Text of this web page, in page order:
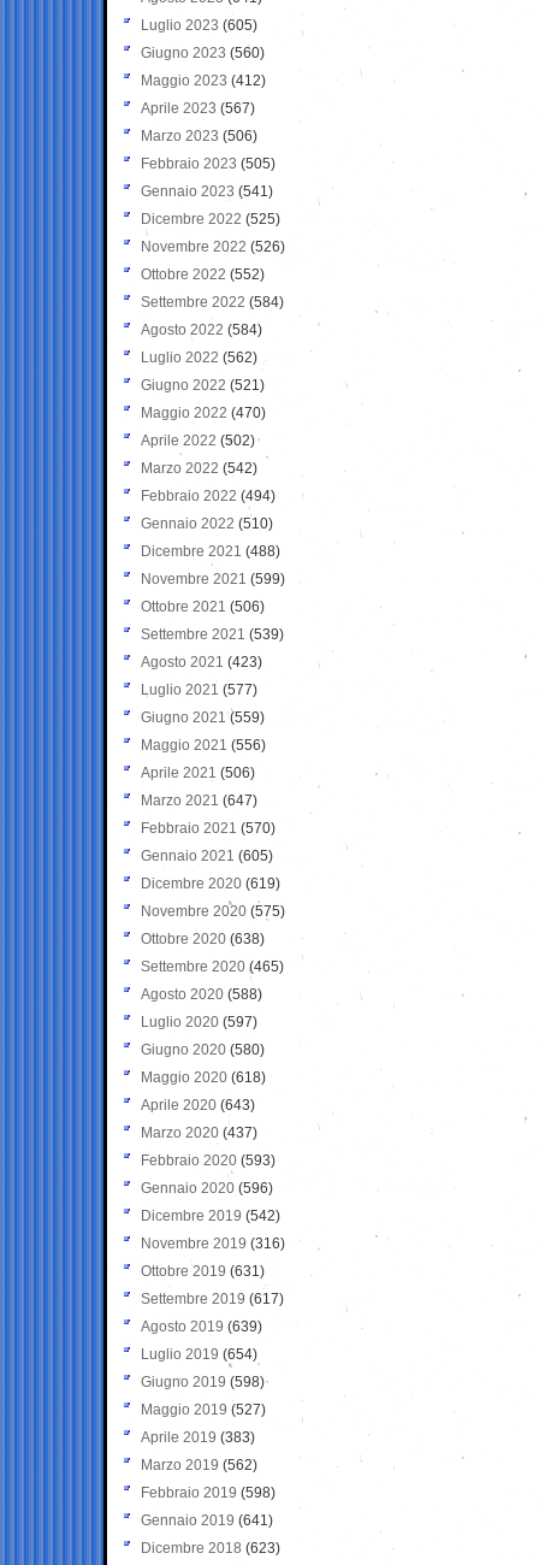
Luglio 2023 (605)
Giugno 2023 (560)
Maggio 2023 (412)
Aprile 2023 (567)
Marzo 2023 (506)
Febbraio 2023 (505)
Gennaio 2023 (541)
Dicembre 2022 (525)
Novembre 2022 (526)
Ottobre 2022 (552)
Settembre 2022 (584)
Agosto 2022 (584)
Luglio 2022 (562)
Giugno 2022 (521)
Maggio 2022 (470)
Aprile 2022 (502)
Marzo 2022 (542)
Febbraio 2022 (494)
Gennaio 2022 (510)
Dicembre 2021 (488)
Novembre 2021 (599)
Ottobre 2021 (506)
Settembre 2021 (539)
Agosto 2021 (423)
Luglio 2021 (577)
Giugno 2021(559)
Maggio 2021 (556)
Aprile 2021 (506)
Marzo 2021 (647)
Febbraio 2021 (570)
Gennaio 2021 (605)
Dicembre 2020 (619)
Novembre 2020 (575)
Ottobre 2020 (638)
Settembre 2020(465)
Agosto 2020 (588)
Luglio 2020 (597)
Giugno 2020 (580)
Maggio 2020 (618)
Aprile 2020 (643)
Marzo 2020 (437)
Febbraio 2020 (593)
Gennaio 2020 (596)
Dicembre 2019 (542)
Novembre 2019 (316)
Ottobre 2019 (631)
Settembre 2019 (617)
Agosto 2019 (639)
Luglio 2019 (654)
Giugno 2019 (598)
Maggio 2019 (527)
Aprile 2019 (383)
Marzo 2019 (562)
Febbraio 2019 (598)
Gennaio 2019 (641)
Dicembre 2018 (623)